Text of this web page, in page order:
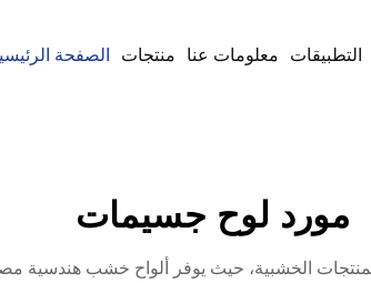
الصفحة منتجات معلومات عنا التطبيقات
مورد لوح جسيمات
الخشبية، حيث يوفر ألواح خشب هندسية